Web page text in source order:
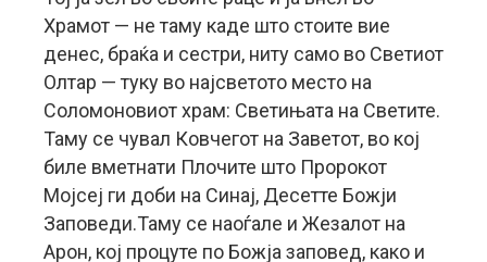
Храмот — не таму каде што стоите вие
денес, браќа и сестри, ниту само во Светиот
Олтар — туку во најсветото место на
Соломоновиот храм: Светињата на Светите.
Таму се чувал Ковчегот на Заветот, во кој
биле вметнати Плочите што Пророкот
Мојсеј ги доби на Синај, Десетте Божји
Заповеди.Таму се наоѓале и Жезалот на
Арон, кој процуте по Божја заповед, како и